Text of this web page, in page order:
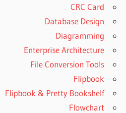
CRC Card
Database Design
Diagramming
Enterprise Architecture
File Conversion Tools
Flipbook
Flipbook & Pretty Bookshelf
Flowchart